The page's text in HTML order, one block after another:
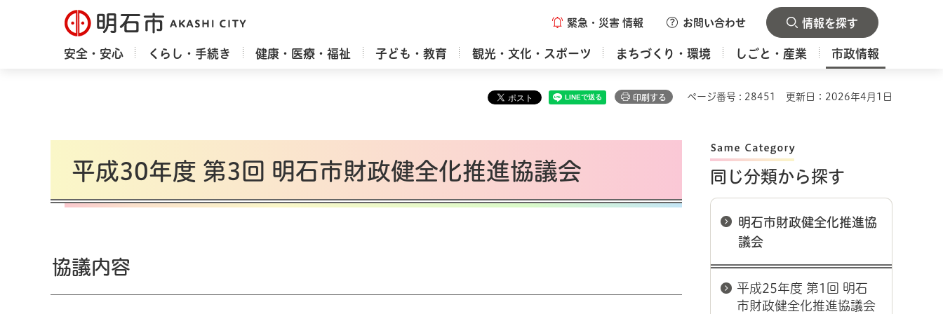
明石市 緊急・災害 情報 お問い合わせ 情報を探す
安全・安心 くらし・手続き 健康・医療・福祉 子ども・教育 観光・文化・スポーツ まちづくり・環境 しごと・産業 市政情報
印刷する ページ番号 : 28451 更新日：2026年4月1日
平成30年度 第3回 明石市財政健全化推進協議会
協議内容
同じ分類から探す
明石市財政健全化推進協
議会
平成25年度 第1回 明石
市財政健全化推進協議会